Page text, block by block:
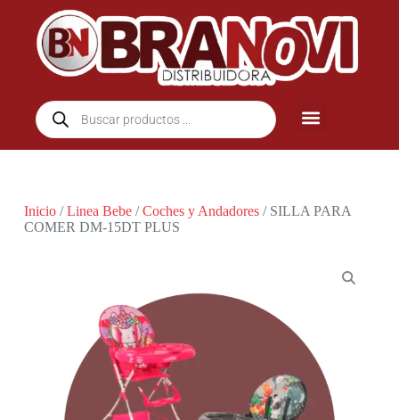
Inicio/Linea Bebe/Coches y Andadores/ SILLA PARA
COMER DM-15DT PLUS